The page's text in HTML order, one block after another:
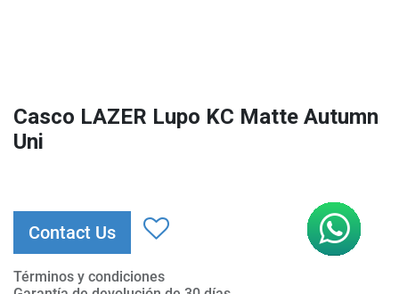
Casco LAZER Lupo KC Matte Autumn
Uni
Contact Us
Términos y condiciones